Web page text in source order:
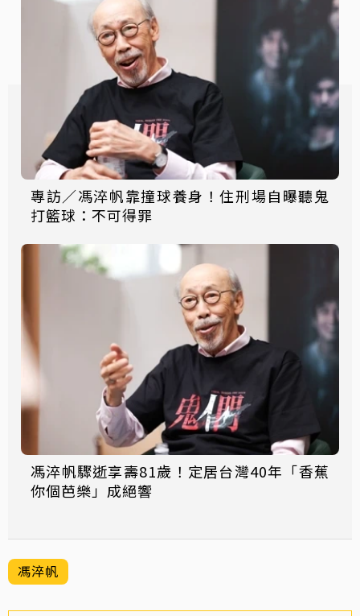
專訪／馮淬帆靠撞球養身！住刑場自曝聽鬼
打籃球：不可得罪
馮淬帆驟逝享壽81歲！定居台灣40年「香蕉
你個芭樂」成絕響
馮淬帆